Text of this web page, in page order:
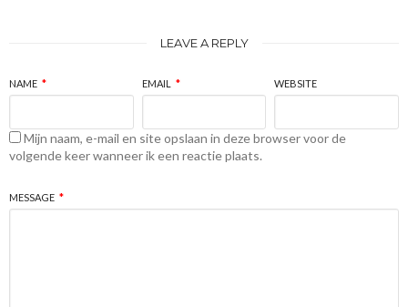
LEAVE A REPLY
NAME * EMAIL * WEBSITE
Mijn naam, e-mail en site opslaan in deze browser voor de
volgende keer wanneer ik een reactie plaats.
MESSAGE *